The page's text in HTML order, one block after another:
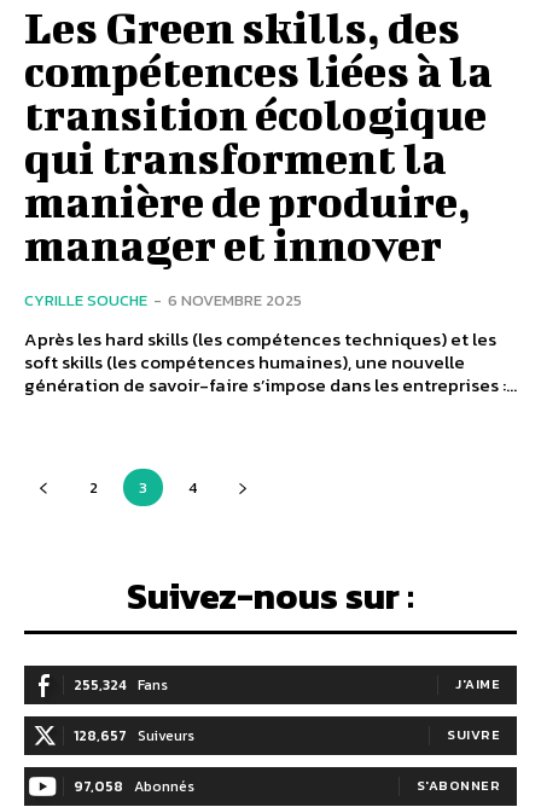
Les Green skills, des
compétences liées à la
transition écologique
qui transforment la
manière de produire,
manager et innover
CYRILLE SOUCHE - 6 NOVEMBRE 2025
Après les hard skills (les compétences techniques) et les
soft skills (les compétences humaines), une nouvelle
génération de savoir-faire s’impose dans les entreprises :...
2 3 4
Suivez-nous sur :
255,324 Fans J'AIME
128,657 Suiveurs SUIVRE
97,058 Abonnés S'ABONNER